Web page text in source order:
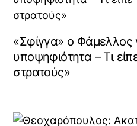
«Σφίγγα» ο Φάμελλος
υποψηφιότητα – Τι
στρατούς»